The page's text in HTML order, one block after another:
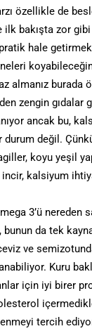
özellikle de
ilk bakışta zor
hale
neleri
almanız burada
zengin gıdalar
ancak bu,
durum değil.
koyu yeşil
kalsiyum
3’ü nereden
bunun da tek
ve
Kuru
için iyi birer
tercih